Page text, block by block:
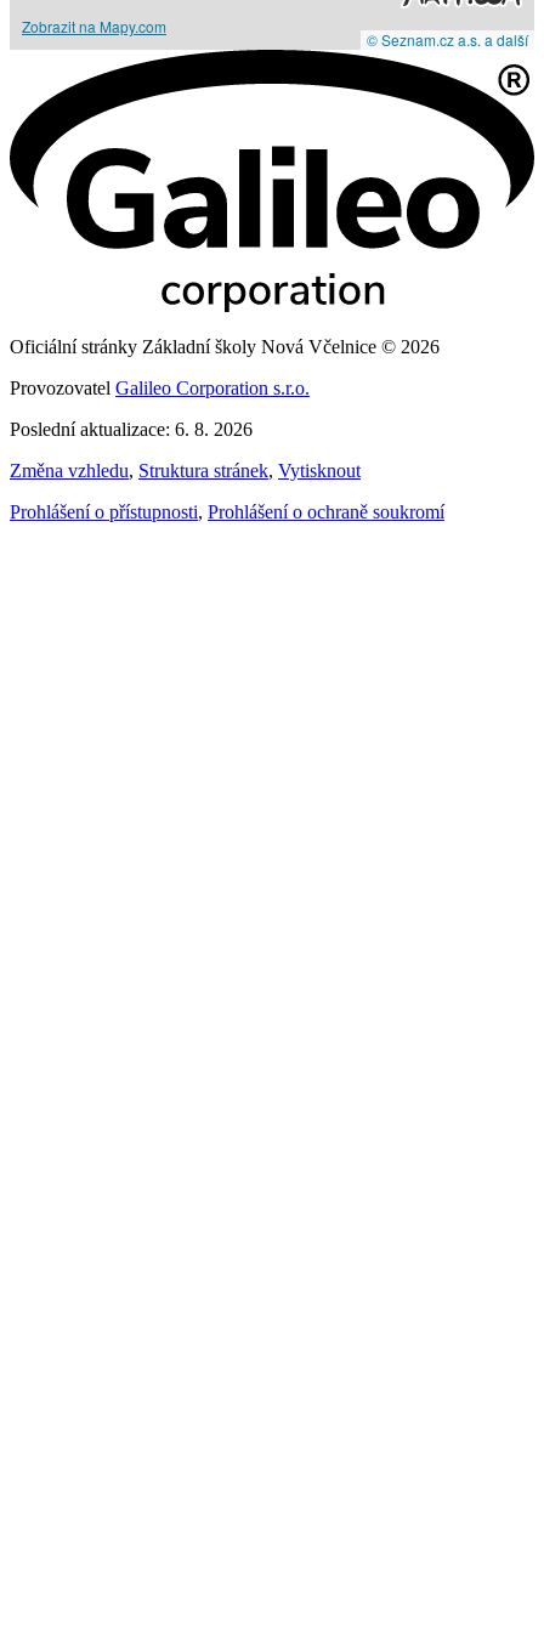
Zobrazit na Mapy.com
© Seznam.cz a.s. a další
Oficiální stránky Základní školy Nová Včelnice © 2026
Provozovatel Galileo Corporation s.r.o.
Poslední aktualizace: 6. 8. 2026
Změna vzhledu, Struktura stránek, Vytisknout
Prohlášení o přístupnosti, Prohlášení o ochraně soukromí